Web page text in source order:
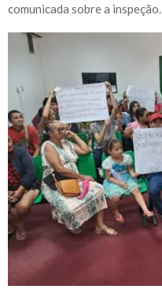
comunicada sobre a inspeção.